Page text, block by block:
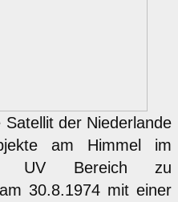
der Niederlande
am Himmel im
UV Bereich zu
30.8.1974 mit einer